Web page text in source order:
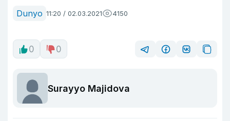
Dunyo 11:20 / 02.03.2021 4150
0 0
Surayyo Majidova